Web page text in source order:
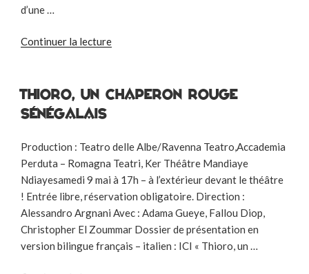
d’une …
Continuer la lecturede
THIORO, UN CHAPERON ROUGE
SÉNÉGALAIS
Production : Teatro delle Albe/Ravenna Teatro,Accademia
Perduta – Romagna Teatri, Ker Théâtre Mandiaye
Ndiayesamedi 9 mai à 17h – à l’extérieur devant le théâtre
! Entrée libre, réservation obligatoire. Direction :
Alessandro Argnani Avec : Adama Gueye, Fallou Diop,
Christopher El Zoummar Dossier de présentation en
version bilingue français – italien : ICI « Thioro, un …